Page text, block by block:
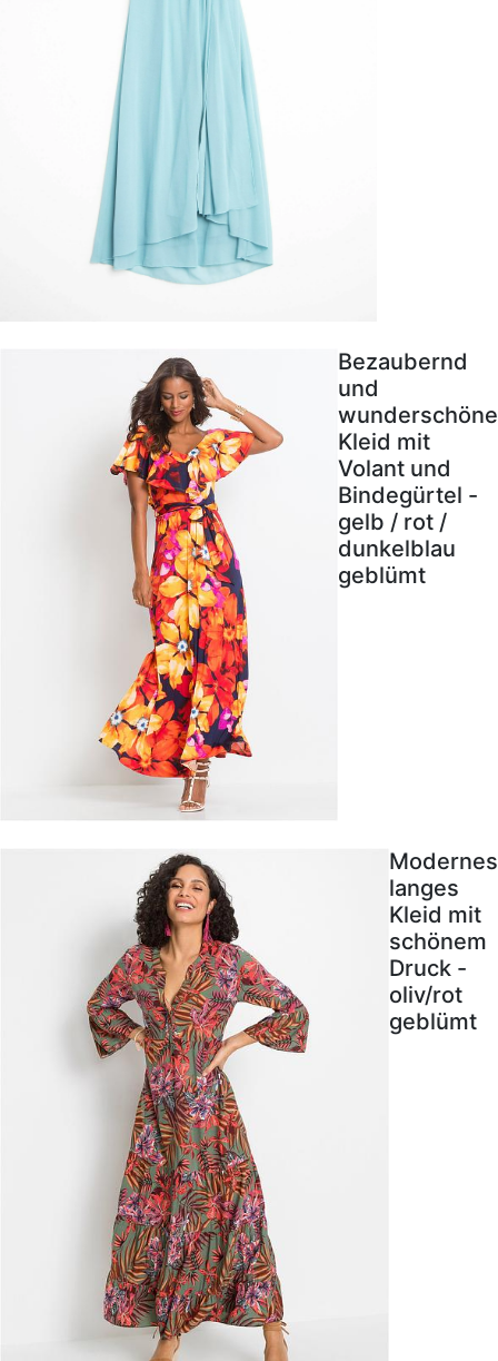
Bezaubernd
und
wunderschöne
Kleid mit
Volant und
Bindegürtel -
gelb / rot /
dunkelblau
geblümt
Modernes
langes
Kleid mit
schönem
Druck -
oliv/rot
geblümt